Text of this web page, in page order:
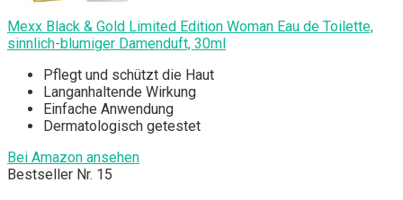
Mexx Black & Gold Limited Edition Woman Eau de Toilette,
sinnlich-blumiger Damenduft, 30ml
Pflegt und schützt die Haut
Langanhaltende Wirkung
Einfache Anwendung
Dermatologisch getestet
Bei Amazon ansehen
Bestseller Nr. 15